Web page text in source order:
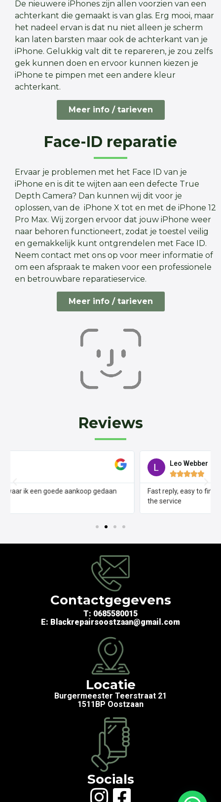
De nieuwere iPhones zijn allen voorzien van een
achterkant die gemaakt is van glas. Erg mooi, maar
het nadeel ervan is dat nu niet alleen je scherm
kan laten barsten maar ook de achterkant van je
iPhone. Gelukkig valt dit te repareren, je zou zelfs
gek kunnen doen en ervoor kunnen kiezen je
iPhone te pimpen met een andere kleur
achterkant.
Meer info / tarieven
Face-ID reparatie
Ervaar je problemen met het Face ID van je
iPhone en is dit te wijten aan een defecte True
Depth Camera? Dan kunnen wij dit voor je
oplossen, van de iPhone X tot en met de iPhone 12
Pro Max. Wij zorgen ervoor dat jouw iPhone weer
naar behoren functioneert, zodat je toestel veilig
en gemakkelijk kunt ontgrendelen met Face ID.
Neem contact met ons op voor meer informatie of
om een afspraak te maken voor een professionele
en betrouwbare reparatieservice.
Meer info / tarieven
Reviews
Fast reply, easy to find location and nice guy- Happy with
Contactgegevens
T: 0685580015
E: Blackrepairsoostzaan@gmail.com
Locatie
Burgermeester Teerstraat 21
1511BP Oostzaan
Socials